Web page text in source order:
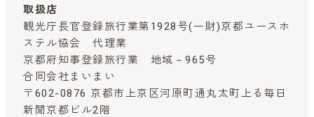
取扱店
観光庁長官登録旅行業第1928号(一財)京都ユースホ
ステル協会 代理業
京都府知事登録旅行業 地域－965号
合同会社まいまい
〒602-0876 京都市上京区河原町通丸太町上る毎日
新聞京都ビル2階